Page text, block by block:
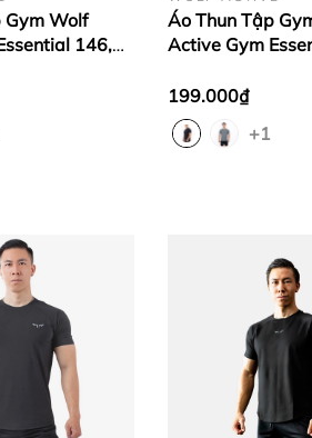
Gym Wolf
146,
Mẻ
Áo Thun Tập
Active Gym
Mát Mẻ
199.000₫
+1